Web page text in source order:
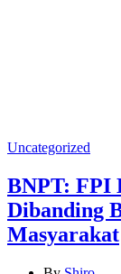
Categories
Uncategorized
BNPT: FPI
Dibanding
Masyarakat